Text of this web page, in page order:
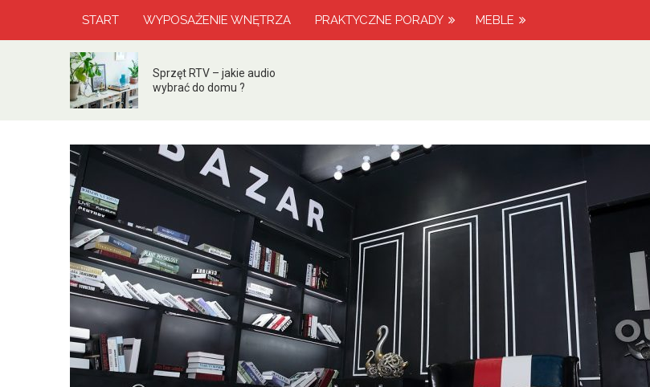
START WYPOSAŻENIE WNĘTRZA PRAKTYCZNE PORADY MEBLE
Sprzęt RTV – jakie audio
wybrać do domu ?